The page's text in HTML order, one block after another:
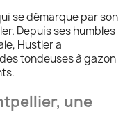
se démarque par son
Depuis ses humbles
Hustler a
tondeuses à gazon
une